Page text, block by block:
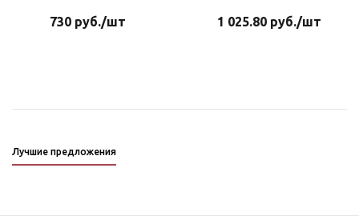
730руб./шт 1 025.80 руб./шт
Лучшие предложения